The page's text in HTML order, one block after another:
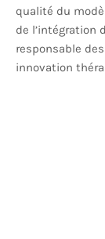
qualité du
de l’intégration
responsable
innovation